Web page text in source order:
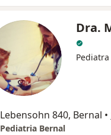
Dra.
Pediatra
Lebensohn 840, Bernal •
Pediatria Bernal